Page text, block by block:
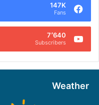
147K
Fans
7٬640
Subscribers
Weather